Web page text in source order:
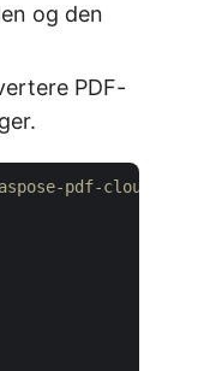
og den
PDF-
pdf-cloud-python